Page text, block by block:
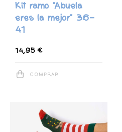
Kit ramo "Abuela
eres la mejor" 36-
41
14,95 €
COMPRAR